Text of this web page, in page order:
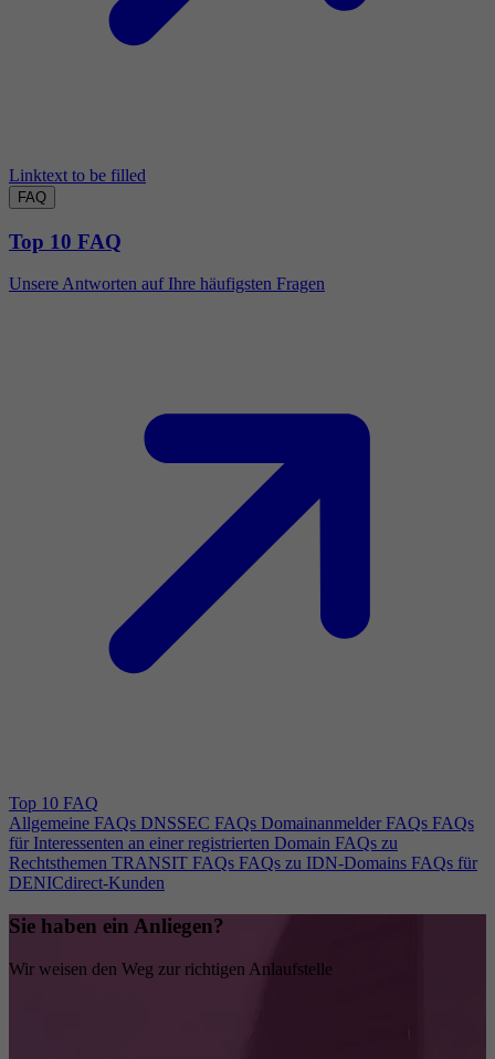
Linktext to be filled
FAQ
Top 10 FAQ
Unsere Antworten auf Ihre häufigsten Fragen
Top 10 FAQ
Allgemeine FAQs DNSSEC FAQs Domainanmelder FAQs FAQs
für Interessenten an einer registrierten Domain FAQs zu
Rechtsthemen TRANSIT FAQs FAQs zu IDN-Domains FAQs für
DENICdirect-Kunden
Sie haben ein Anliegen?
Wir weisen den Weg zur richtigen Anlaufstelle